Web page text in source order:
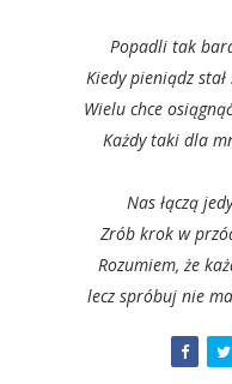
Popadli tak
Kiedy pieniądz
Wielu chce
Każdy taki dla
Nas łączą
Zrób krok w
Rozumiem, że
lecz spróbuj nie